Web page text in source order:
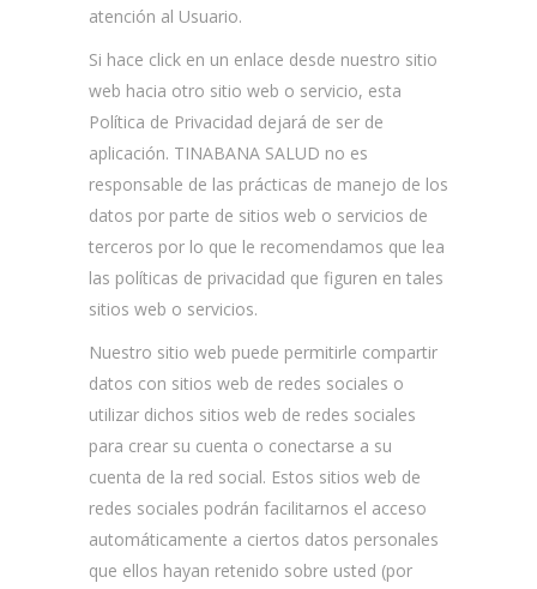
atención al Usuario.
Si hace click en un enlace desde nuestro sitio
web hacia otro sitio web o servicio, esta
Política de Privacidad dejará de ser de
aplicación. TINABANA SALUD no es
responsable de las prácticas de manejo de los
datos por parte de sitios web o servicios de
terceros por lo que le recomendamos que lea
las políticas de privacidad que figuren en tales
sitios web o servicios.
Nuestro sitio web puede permitirle compartir
datos con sitios web de redes sociales o
utilizar dichos sitios web de redes sociales
para crear su cuenta o conectarse a su
cuenta de la red social. Estos sitios web de
redes sociales podrán facilitarnos el acceso
automáticamente a ciertos datos personales
que ellos hayan retenido sobre usted (por